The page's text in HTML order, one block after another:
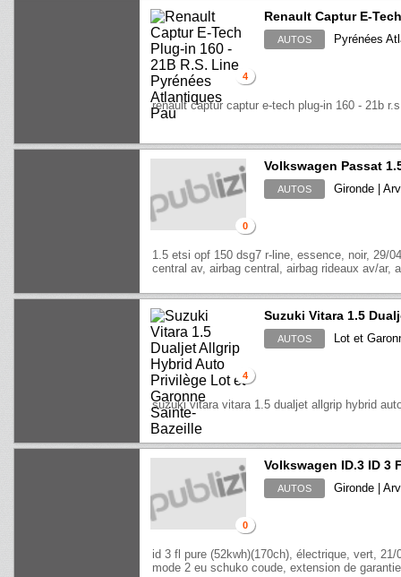
4
Renault Captur E-
AUTOS Pyrénées
renault captur captur e-tech plug-in 160 - 21b
0
Volkswagen Passat
AUTOS Gironde |
1.5 etsi opf 150 dsg7 r-line, essence, noir, 29/
central av, airbag central, airbag rideaux av/ar,
4
Suzuki Vitara 1.5
AUTOS Lot et
suzuki vitara vitara 1.5 dualjet allgrip hybrid
0
Volkswagen ID.3 ID 3
AUTOS Gironde |
id 3 fl pure (52kwh)(170ch), électrique, vert,
mode 2 eu schuko coude, extension de